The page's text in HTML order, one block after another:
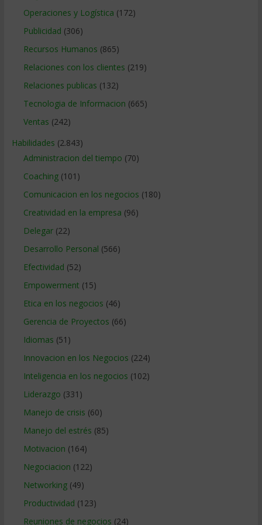
Operaciones y Logística (172)
Publicidad (306)
Recursos Humanos (865)
Relaciones con los clientes (219)
Relaciones publicas (132)
Tecnologia de Informacion (665)
Ventas (242)
Habilidades (2.843)
Administracion del tiempo (70)
Coaching(101)
Comunicacion en los negocios (180)
Creatividad en la empresa (96)
Delegar(22)
Desarrollo Personal (566)
Efectividad (52)
Empowerment (15)
Etica en los negocios (46)
Gerencia de Proyectos (66)
Idiomas (51)
Innovacion en los Negocios (224)
Inteligencia en los negocios (102)
Liderazgo (331)
Manejo de crisis (60)
Manejo del estrés (85)
Motivacion (164)
Negociacion (122)
Networking(49)
Productividad (123)
Reuniones de negocios (24)